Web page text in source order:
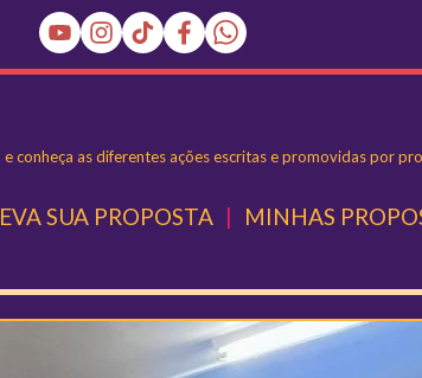
conheça as diferentes ações escritas e promovidas por
SUA PROPOSTA | MINHAS